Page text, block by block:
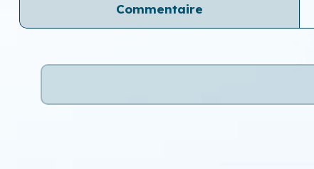
Commentaire